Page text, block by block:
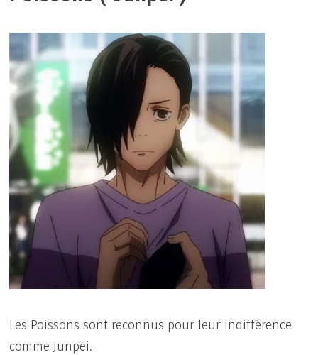
Les Poissons sont reconnus pour leur indifférence
comme Junpei.